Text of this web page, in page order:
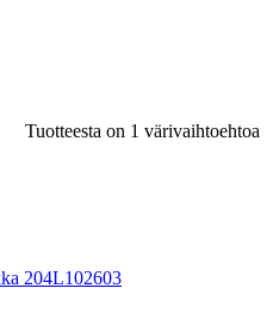
Tuotteesta on 1 värivaihtoehtoa
204L102603